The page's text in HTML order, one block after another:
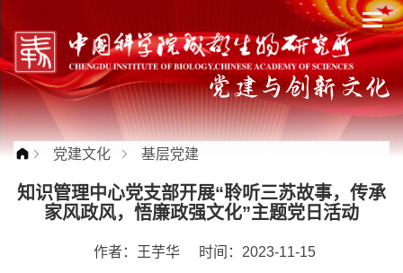
党建文化 基层党建
知识管理中心党支部开展“聆听三苏故事，传承
家风政风，悟廉政强文化”主题党日活动
作者： 王芋华 时间：2023-11-15